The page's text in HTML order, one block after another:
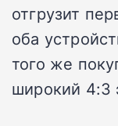
отгрузит
оба
того же
широкий 4:3